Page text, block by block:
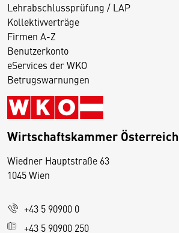
Lehrabschlussprüfung / LAP
Kollektivverträge
Firmen A-Z
Benutzerkonto
eServices der WKO
Betrugswarnungen
Wirtschaftskammer Österreich
Wiedner Hauptstraße 63
1045 Wien
+43 5 90900 0
+43 5 90900 250
D
s
e